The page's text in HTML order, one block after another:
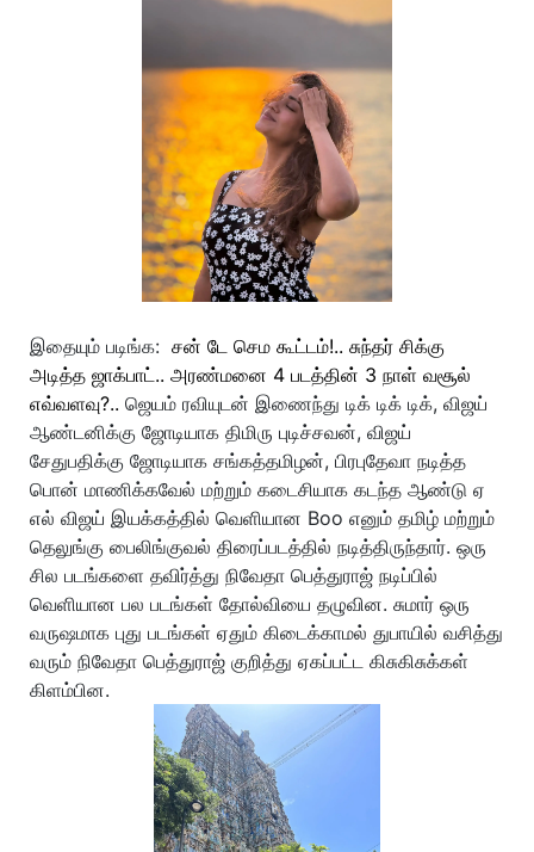
இதையும் படிங்க: சன் டே செம கூட்டம்!.. சுந்தர் சிக்கு
அடித்த ஜாக்பாட்.. அரண்மனை 4 படத்தின் 3 நாள் வசூல்
எவ்வளவு?.. ஜெயம் ரவியுடன் இணைந்து டிக் டிக் டிக், விஜய்
ஆண்டனிக்கு ஜோடியாக திமிரு புடிச்சவன், விஜய்
சேதுபதிக்கு ஜோடியாக சங்கத்தமிழன், பிரபுதேவா நடித்த
பொன் மாணிக்கவேல் மற்றும் கடைசியாக கடந்த ஆண்டு ஏ
எல் விஜய் இயக்கத்தில் வெளியான Boo எனும் தமிழ் மற்றும்
தெலுங்கு பைலிங்குவல் திரைப்படத்தில் நடித்திருந்தார். ஒரு
சில படங்களை தவிர்த்து நிவேதா பெத்துராஜ் நடிப்பில்
வெளியான பல படங்கள் தோல்வியை தழுவின. சுமார் ஒரு
வருஷமாக புது படங்கள் ஏதும் கிடைக்காமல் துபாயில் வசித்து
வரும் நிவேதா பெத்துராஜ் குறித்து ஏகப்பட்ட கிசுகிசுக்கள்
கிளம்பின.